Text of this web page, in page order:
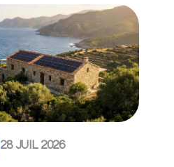
28 JUIL 2026